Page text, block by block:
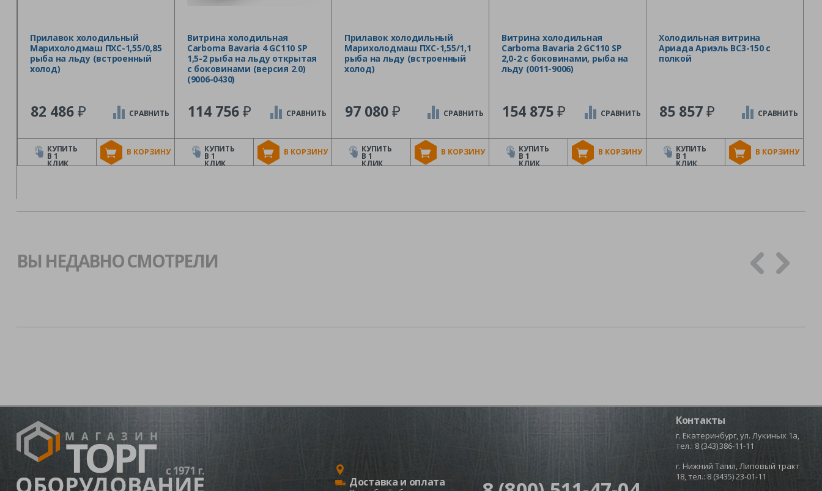
Прилавок холодильный
Марихолодмаш ПХС-1,55/0,85
рыба на льду (встроенный
холод)
82 486₽
В КОРЗИНУ
СРАВНИТЬ
КУПИТЬ
В 1
КЛИК
Витрина холодильная
Carboma Bavaria 4 GC110 SP
1,5-2 рыба на льду открытая
с боковинами (версия 2.0)
(9006-0430)
114 756₽
В КОРЗИНУ
СРАВНИТЬ
КУПИТЬ
В 1
КЛИК
Прилавок холодильный
Марихолодмаш ПХС-1,55/1,1
рыба на льду (встроенный
холод)
97 080₽
В КОРЗИНУ
СРАВНИТЬ
КУПИТЬ
В 1
КЛИК
Витрина холодильная
Carboma Bavaria 2 GC110 SP
2,0-2 с боковинами, рыба на
льду (0011-9006)
154 875₽
В КОРЗИНУ
СРАВНИТЬ
КУПИТЬ
В 1
КЛИК
Холодильная витрина
Ариада Ариэль ВС3-150 с
полкой
85 857₽
В КОРЗИНУ
СРАВНИТЬ
КУПИТЬ
В 1
КЛИК
ВЫ НЕДАВНО СМОТРЕЛИ
Доставка и оплата
Контакты
г. Екатеринбург, ул. Лукиных 1а,
тел.: 8 (343) 386-11-11
г. Нижний Тагил, Липовый тракт
18, тел.: 8 (3435) 23-01-11